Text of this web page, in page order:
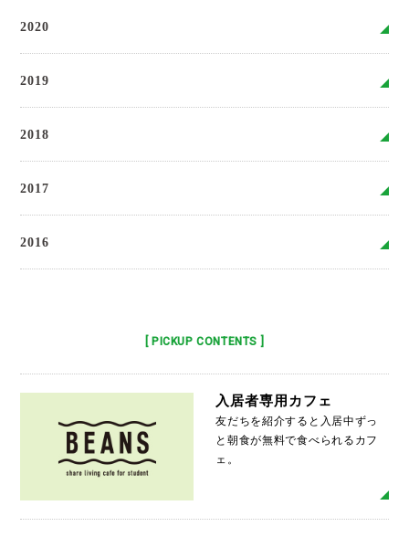
2020
2019
2018
2017
2016
[ PICKUP CONTENTS ]
入居者専用カフェ
友だちを紹介すると入居中ずっ
と朝食が無料で食べられるカフ
ェ。